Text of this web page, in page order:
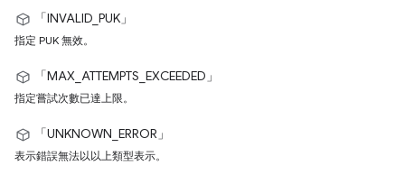
「INVALID_PUK」
指定 PUK 無效。
「MAX_ATTEMPTS_EXCEEDED」
指定嘗試次數已達上限。
「UNKNOWN_ERROR」
表示錯誤無法以以上類型表示。